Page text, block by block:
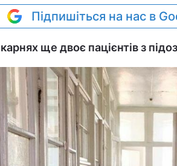
Підпишіться на нас в
ще двоє пацієнтів з